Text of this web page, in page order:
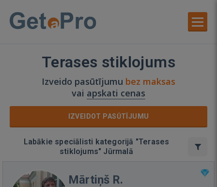
Terases stiklojums
Izveido pasūtījumu bez maksas
vai apskati cenas
IZVEIDOT PASŪTĪJUMU
Labākie speciālisti kategorijā "Terases
stiklojums" Jūrmalā
Mārtiņš R.